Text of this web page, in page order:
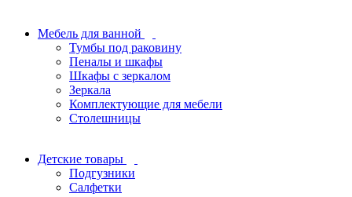
Мебель для ванной
Тумбы под раковину
Пеналы и шкафы
Шкафы с зеркалом
Зеркала
Комплектующие для мебели
Столешницы
Детские товары
Подгузники
Салфетки